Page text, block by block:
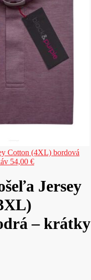
Cotton (4XL) bordová
54,00 €
Jersey
– krátky